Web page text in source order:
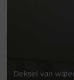
Deksel van